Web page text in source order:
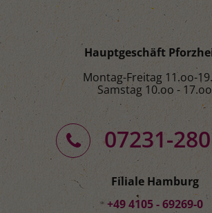
Hauptgeschäft
Montag-Freitag 11.oo-
Samstag 10.oo - 17.oo
07231-
Filiale Hamburg
+49 4105 - 69269-0